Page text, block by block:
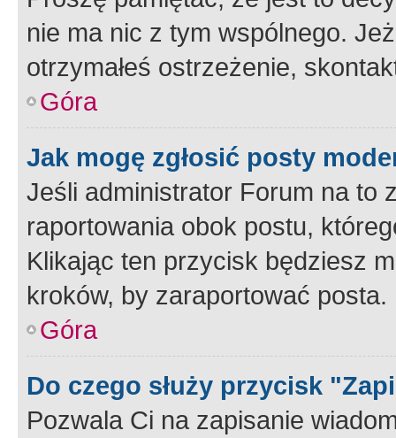
nie ma nic z tym wspólnego.
otrzymałeś ostrzeżenie,
Góra
Jak mogę zgłosić posty
Jeśli administrator Forum na to
raportowania obok postu,
Klikając ten przycisk będziesz
kroków, by zaraportować posta.
Góra
Do czego służy przycisk
Pozwala Ci na zapisanie